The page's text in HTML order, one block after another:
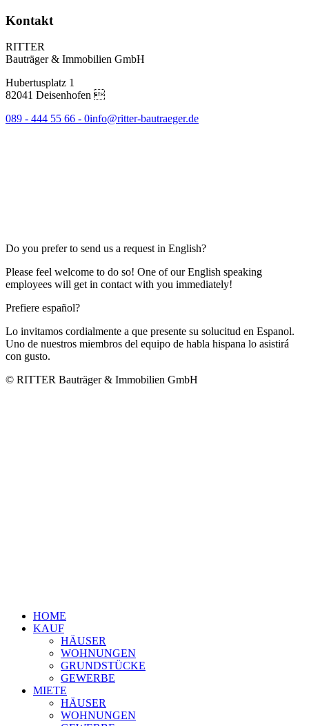
Kontakt
RITTER
Bauträger & Immobilien GmbH
Hubertusplatz 1
82041 Deisenhofen 
089 - 444 55 66 - 0info@ritter-bautraeger.de
Do you prefer to send us a request in English?
Please feel welcome to do so! One of our English speaking
employees will get in contact with you immediately!
Prefiere español?
Lo invitamos cordialmente a que presente su solucitud en Espanol.
Uno de nuestros miembros del equipo de habla hispana lo asistirá
con gusto.
© RITTER Bauträger & Immobilien GmbH
HOME
KAUF
HÄUSER
WOHNUNGEN
GRUNDSTÜCKE
GEWERBE
MIETE
HÄUSER
WOHNUNGEN